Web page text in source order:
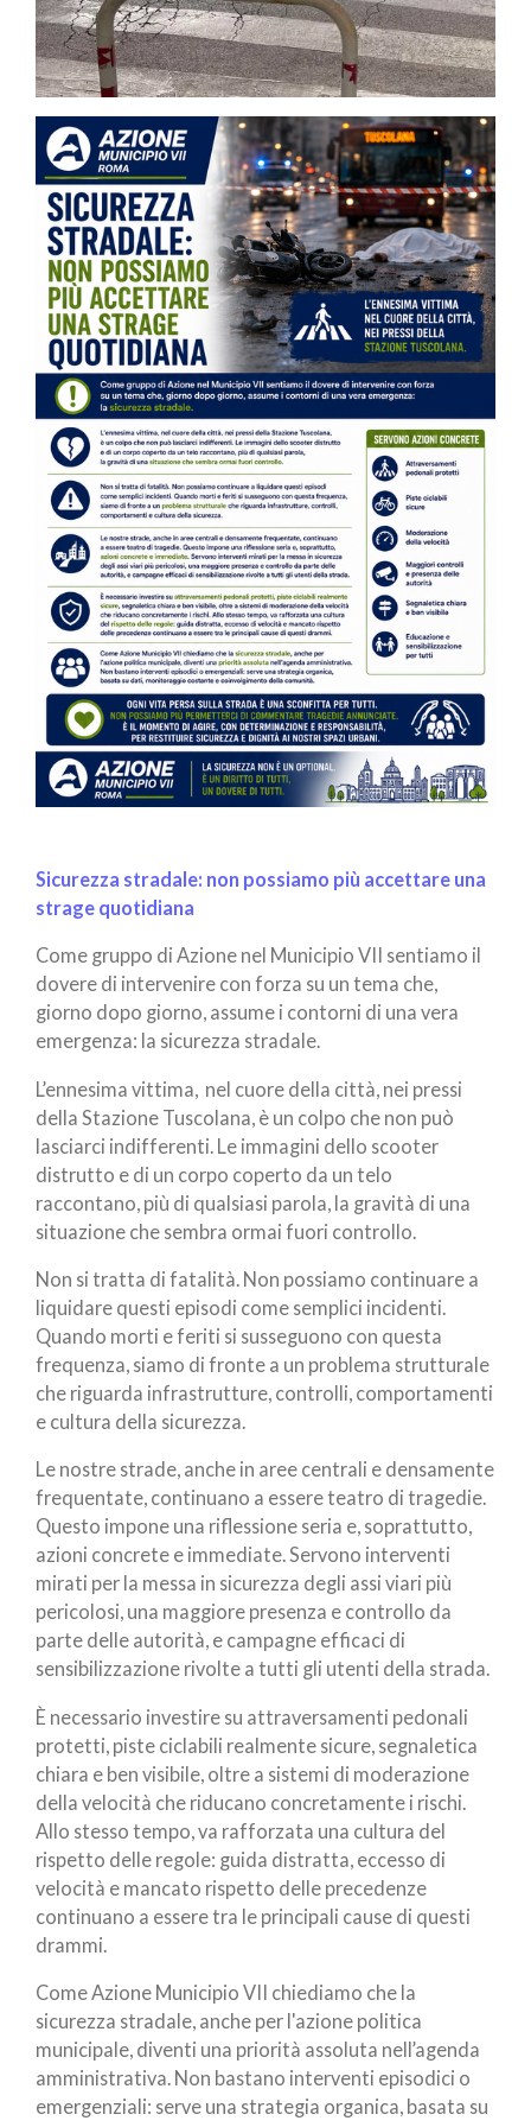
Sicurezza stradale: non possiamo più accettare una
strage quotidiana
Come gruppo di Azione nel Municipio VII sentiamo il
dovere di intervenire con forza su un tema che,
giorno dopo giorno, assume i contorni di una vera
emergenza: la sicurezza stradale.
L’ennesima vittima, nel cuore della città, nei pressi
della Stazione Tuscolana, è un colpo che non può
lasciarci indifferenti. Le immagini dello scooter
distrutto e di un corpo coperto da un telo
raccontano, più di qualsiasi parola, la gravità di una
situazione che sembra ormai fuori controllo.
Non si tratta di fatalità. Non possiamo continuare a
liquidare questi episodi come semplici incidenti.
Quando morti e feriti si susseguono con questa
frequenza, siamo di fronte a un problema strutturale
che riguarda infrastrutture, controlli, comportamenti
e cultura della sicurezza.
Le nostre strade, anche in aree centrali e densamente
frequentate, continuano a essere teatro di tragedie.
Questo impone una riflessione seria e, soprattutto,
azioni concrete e immediate. Servono interventi
mirati per la messa in sicurezza degli assi viari più
pericolosi, una maggiore presenza e controllo da
parte delle autorità, e campagne efficaci di
sensibilizzazione rivolte a tutti gli utenti della strada.
È necessario investire su attraversamenti pedonali
protetti, piste ciclabili realmente sicure, segnaletica
chiara e ben visibile, oltre a sistemi di moderazione
della velocità che riducano concretamente i rischi.
Allo stesso tempo, va rafforzata una cultura del
rispetto delle regole: guida distratta, eccesso di
velocità e mancato rispetto delle precedenze
continuano a essere tra le principali cause di questi
drammi.
Come Azione Municipio VII chiediamo che la
sicurezza stradale, anche per l'azione politica
municipale, diventi una priorità assoluta nell’agenda
amministrativa. Non bastano interventi episodici o
emergenziali: serve una strategia organica, basata su